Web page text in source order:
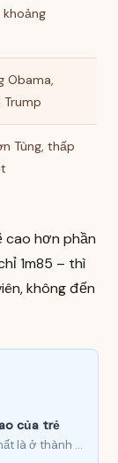
Obama,
Tùng, thấp
cao hơn phần
1m85 – thì
không đến
của trẻ
Nếu bạn là phụ huynh ở Việt Nam, nhất là ở thành thị như TP.HCM hay Hà Nội,…